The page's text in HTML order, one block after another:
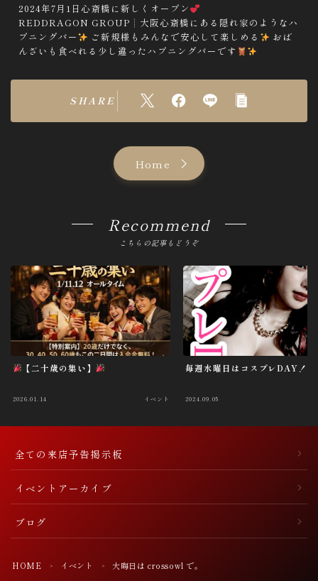
2024年7月1日心斎橋に新しくオープン
REDDRAGON GROUP┊︎大阪心斎橋にある隠れ家のようなハ
プニングバー
ご新規様もみんなで安心して楽しめる
おば
んざいも食べれる少し違ったハプニングバーです
SHARE
Home
Recommend
こちらの記事もどうぞ
【二十歳の集い】
2026.01.14 イベント
毎週水曜日はコスプレDAY！
2024.09.05
全ての来店予告掲示板
イベントアーカイブ
ブログ
HOME ＞ イベント ＞ 大晦日は crossowl で。